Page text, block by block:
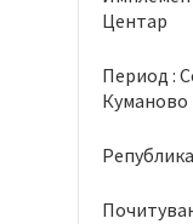
Центар
Период :
Куманово